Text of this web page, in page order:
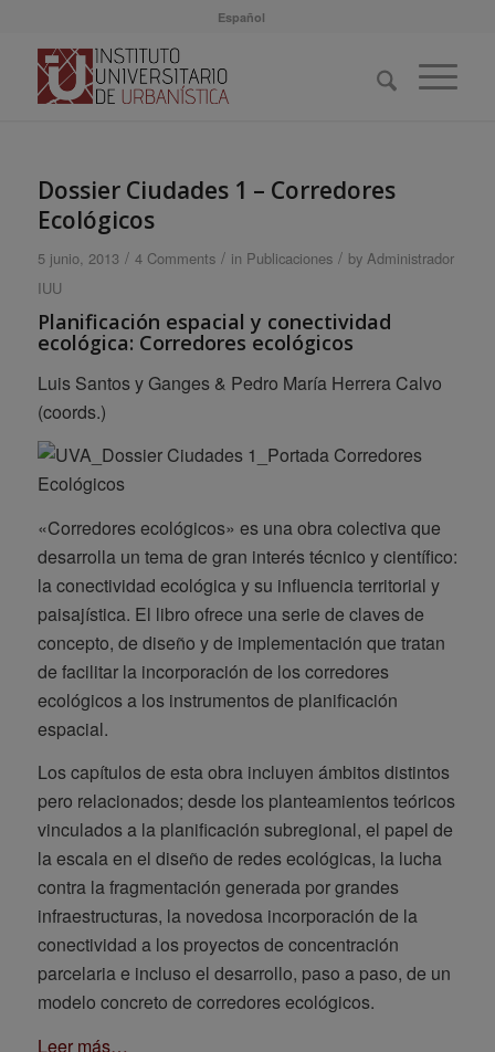
Español
Dossier Ciudades 1 – Corredores
Ecológicos
5 junio, 2013 / 4 Comments / in Publicaciones / by Administrador
IUU
Planificación espacial y conectividad
ecológica: Corredores ecológicos
Luis Santos y Ganges & Pedro María Herrera Calvo
(coords.)
«Corredores ecológicos» es una obra colectiva que
desarrolla un tema de gran interés técnico y científico:
la conectividad ecológica y su influencia territorial y
paisajística. El libro ofrece una serie de claves de
concepto, de diseño y de implementación que tratan
de facilitar la incorporación de los corredores
ecológicos a los instrumentos de planificación
espacial.
Los capítulos de esta obra incluyen ámbitos distintos
pero relacionados; desde los planteamientos teóricos
vinculados a la planificación subregional, el papel de
la escala en el diseño de redes ecológicas, la lucha
contra la fragmentación generada por grandes
infraestructuras, la novedosa incorporación de la
conectividad a los proyectos de concentración
parcelaria e incluso el desarrollo, paso a paso, de un
modelo concreto de corredores ecológicos.
Leer más…